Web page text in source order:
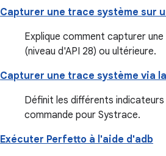
Capturer une trace système sur
Explique comment capturer
(niveau d'API 28) ou ultérieure.
Capturer une trace système via
Définit les différents
commande pour Systrace.
Exécuter Perfetto à l'aide d'adb